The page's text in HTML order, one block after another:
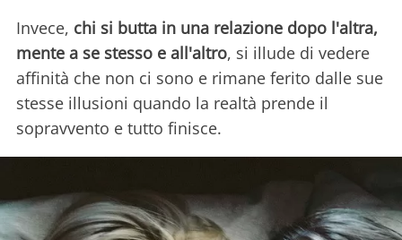
Invece, chi si butta in una relazione dopo l'altra,
mente a se stesso e all'altro, si illude di vedere
affinità che non ci sono e rimane ferito dalle sue
stesse illusioni quando la realtà prende il
sopravvento e tutto finisce.